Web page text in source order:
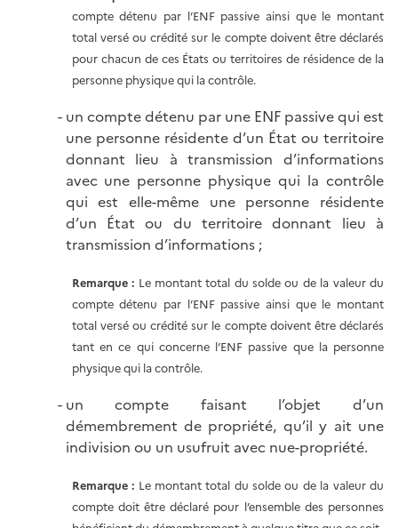
compte détenu par l’ENF passive ainsi que le montant
total versé ou crédité sur le compte doivent être déclarés
pour chacun de ces États ou territoires de résidence de la
personne physique qui la contrôle.
un compte détenu par une ENF passive qui est
une personne résidente d’un État ou territoire
donnant lieu à transmission d’informations
avec une personne physique qui la contrôle
qui est elle-même une personne résidente
d’un État ou du territoire donnant lieu à
transmission d’informations ;
Remarque : Le montant total du solde ou de la valeur du
compte détenu par l’ENF passive ainsi que le montant
total versé ou crédité sur le compte doivent être déclarés
tant en ce qui concerne l’ENF passive que la personne
physique qui la contrôle.
un compte faisant l’objet d’un
démembrement de propriété, qu’il y ait une
indivision ou un usufruit avec nue-propriété.
Remarque : Le montant total du solde ou de la valeur du
compte doit être déclaré pour l’ensemble des personnes